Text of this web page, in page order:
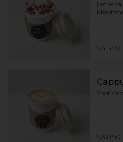
Leche
$4.490
Shot de
$3.890